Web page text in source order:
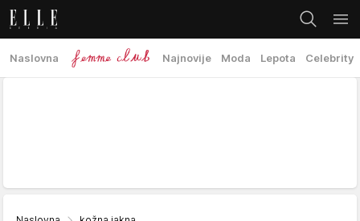
Naslovna Najnovije Moda Lepota Celebrity